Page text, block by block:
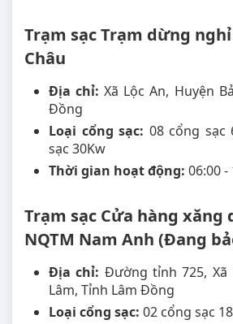
Trạm sạc Trạm dừng nghỉ
Châu
Địa chỉ: Xã Lộc An, Huyện
Đồng
Loại cổng sạc: 08 cổng sạc
sạc 30Kw
Thời gian hoạt động: 06:00 -
Trạm sạc Cửa hàng xăng
NQTM Nam Anh (Đang
Địa chỉ: Đường tỉnh 725, Xã
Lâm, Tỉnh Lâm Đồng
Loại cổng sạc: 02 cổng sạc